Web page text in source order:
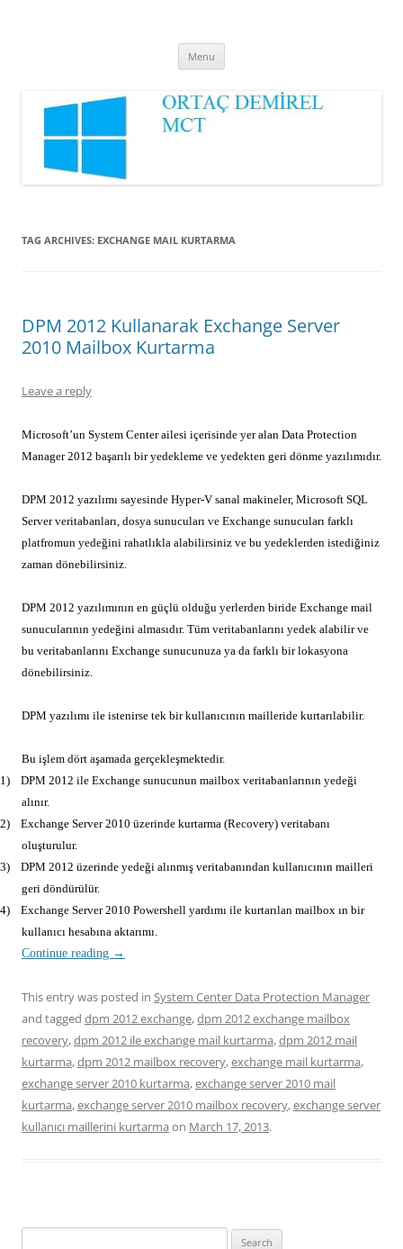
Menu
TAG ARCHIVES: EXCHANGE MAIL KURTARMA
DPM 2012 Kullanarak Exchange Server
2010 Mailbox Kurtarma
Leave a reply
Microsoft’un System Center ailesi içerisinde yer alan Data Protection
Manager 2012 başarılı bir yedekleme ve yedekten geri dönme yazılımıdır.
DPM 2012 yazılımı sayesinde Hyper-V sanal makineler, Microsoft SQL
Server veritabanları, dosya sunucuları ve Exchange sunucuları farklı
platfromun yedeğini rahatlıkla alabilirsiniz ve bu yedeklerden istediğiniz
zaman dönebilirsiniz.
DPM 2012 yazılımının en güçlü olduğu yerlerden biride Exchange mail
sunucularının yedeğini almasıdır. Tüm veritabanlarını yedek alabilir ve
bu veritabanlarını Exchange sunucunuza ya da farklı bir lokasyona
dönebilirsiniz.
DPM yazılımı ile istenirse tek bir kullanıcının mailleride kurtarılabilir.
Bu işlem dört aşamada gerçekleşmektedir.
1)
DPM 2012 ile Exchange sunucunun mailbox veritabanlarının yedeği
alınır.
2)
Exchange Server 2010 üzerinde kurtarma (Recovery) veritabanı
oluşturulur.
3)
DPM 2012 üzerinde yedeği alınmış veritabanından kullanıcının mailleri
geri döndürülür.
4)
Exchange Server 2010 Powershell yardımı ile kurtarılan mailbox ın bir
kullanıcı hesabına aktarımı.
Continue reading →
This entry was posted in System Center Data Protection Manager
and tagged dpm 2012 exchange,dpm 2012 exchange mailbox
recovery,dpm 2012 ile exchange mail kurtarma,dpm 2012 mail
kurtarma,dpm 2012 mailbox recovery,exchange mail kurtarma,
exchange server 2010 kurtarma,exchange server 2010 mail
kurtarma,exchange server 2010 mailbox recovery,exchange server
kullanıcı maillerini kurtarma on March 17, 2013.